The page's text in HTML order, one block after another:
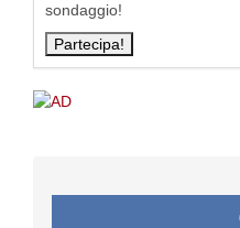
sondaggio!